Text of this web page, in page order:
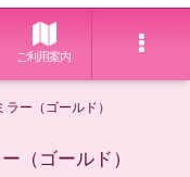
ご利用案内
ー（ゴールド）
（ゴールド）